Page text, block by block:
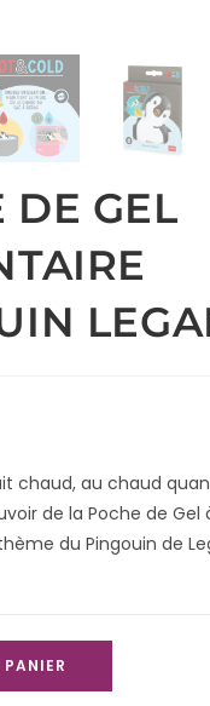
DE GEL
chaud, au chaud
de la Poche de Gel
du Pingouin de